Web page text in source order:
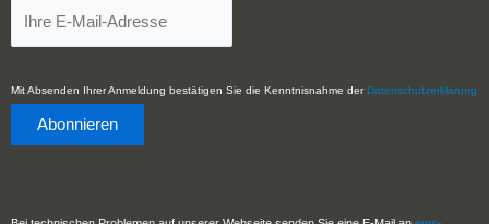
Mit Absenden Ihrer Anmeldung bestätigen Sie die Kenntnisnahme der Datenschutzerklärung